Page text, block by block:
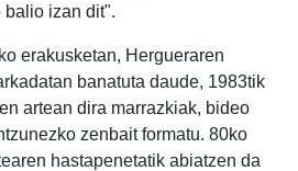
balio izan dit".
erakusketan, Hergueraren
banatuta daude, 1983tik
artean dira marrazkiak, bideo
zenbait formatu. 80ko
hastapenetatik abiatzen da